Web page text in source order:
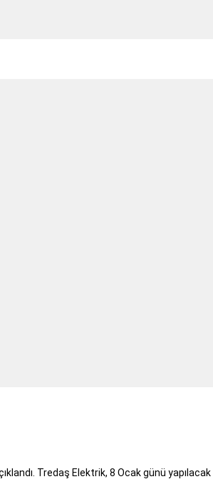
Tredaş Elektrik, 8 Ocak günü yapılacak